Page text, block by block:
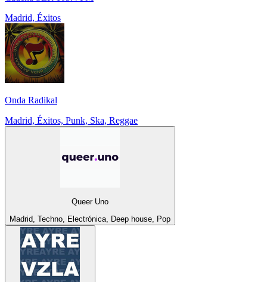
Madrid, Éxitos
Onda Radikal
Madrid, Éxitos, Punk, Ska, Reggae
Queer Uno
Madrid, Techno, Electrónica, Deep house, Pop